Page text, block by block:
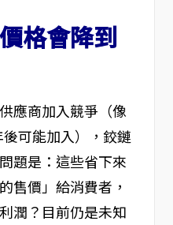
格會降到
應商加入競爭（像
可能加入），鉸鏈
題是：這些省下來
售價」給消費者，
潤？目前仍是未知